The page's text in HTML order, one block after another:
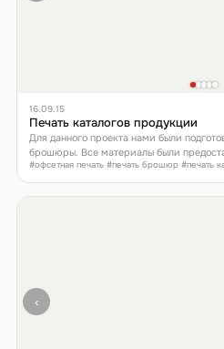
16.09.15
Печать каталогов продукции
Для данного проекта нами были
брошюры. Все материалы были
#офсетная печать #печать брошюр #печать
‹